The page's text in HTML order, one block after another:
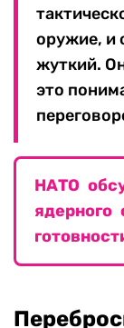
оружие, и
жуткий.
это
НАТО
ядерного